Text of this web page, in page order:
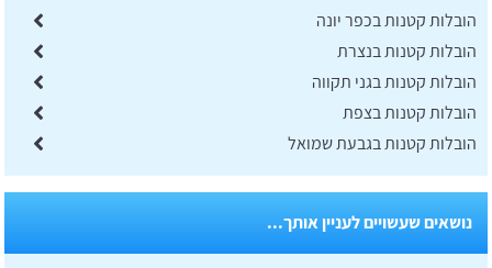
הובלות קטנות בכפר יונה
הובלות קטנות בנצרת
הובלות קטנות בגני תקווה
הובלות קטנות בצפת
הובלות קטנות בגבעת שמואל
נושאים שעשויים לעניין אותך...